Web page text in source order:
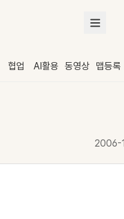
협업 AI활용 동영상 맵등록
2006-